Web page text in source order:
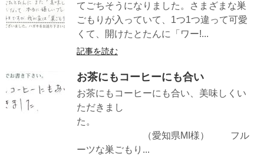
てごちそうになりました。さまざまな巣
ごもりが入っていて、1つ1つ違って可愛
くて、開けたとたんに「ワー!...
記事を読む
お茶にもコーヒーにも合い
お茶にもコーヒーにも合い、美味しくい
ただきまし
た。
（愛知県MI様） フル
ーツな巣ごもり...